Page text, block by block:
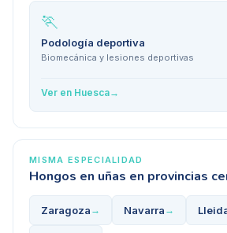
🏃
Podología deportiva
Biomecánica y lesiones deportivas
Ver en Huesca→
MISMA ESPECIALIDAD
Hongos en uñas en provincias
Zaragoza → Navarra →